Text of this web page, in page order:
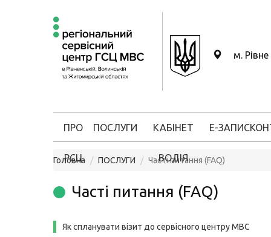
м. Рівне
ПРО
РСЦ
ПОСЛУГИ КАБІНЕТ
ВОДІЯ
Е-ЗАПИС
Головна ПОСЛУГИ Часті питання (FAQ)
Часті питання (FAQ)
Як спланувати візит до сервісного центру МВС